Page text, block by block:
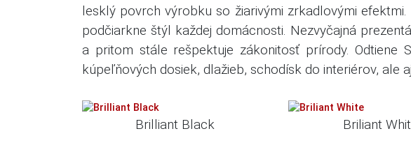
lesklý povrch výrobku so žiarivými zrkadlovými efektmi.
podčiarkne štýl každej domácnosti. Nezvyčajná
a pritom stále rešpektuje zákonitosť prírody. Odtiene
kúpeľňových dosiek, dlažieb, schodísk do interiérov, ale
Brilliant Black Briliant